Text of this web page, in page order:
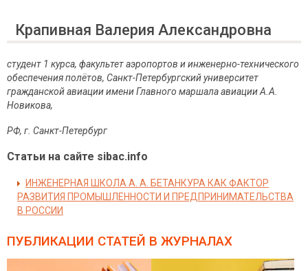
Крапивная Валерия Александровна
студент 1 курса, факультет аэропортов и инженерно-технического
обеспечения полётов, Санкт-Петербургский университет
гражданской авиации имени Главного маршала авиации А.А.
Новикова,
РФ, г. Санкт-Петербург
Статьи на сайте sibac.info
ИНЖЕНЕРНАЯ ШКОЛА А. А. БЕТАНКУРА КАК ФАКТОР
РАЗВИТИЯ ПРОМЫШЛЕННОСТИ И ПРЕДПРИНИМАТЕЛЬСТВА
В РОССИИ
ПУБЛИКАЦИИ СТАТЕЙ В ЖУРНАЛАХ